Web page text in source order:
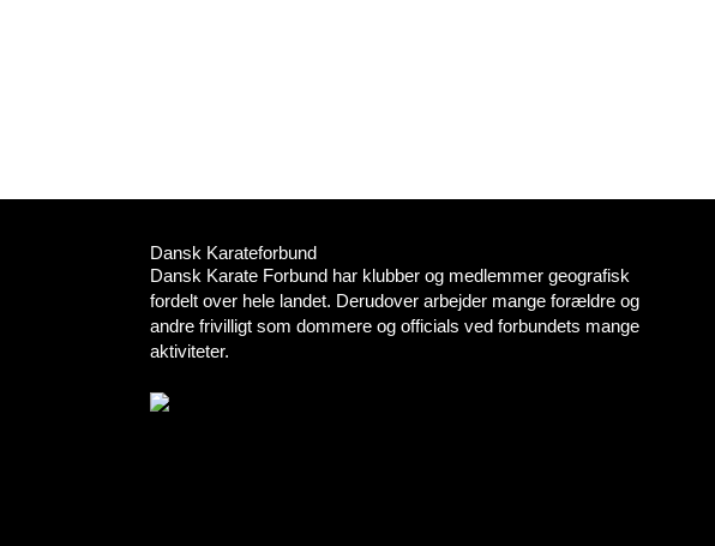
Dansk Karateforbund
Dansk Karate Forbund har klubber og medlemmer geografisk
fordelt over hele landet. Derudover arbejder mange forældre og
andre frivilligt som dommere og officials ved forbundets mange
aktiviteter.